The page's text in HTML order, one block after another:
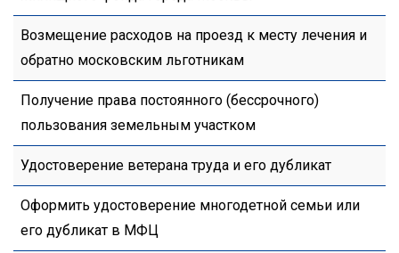
Возмещение расходов на проезд к месту лечения и
обратно московским льготникам
Получение права постоянного (бессрочного)
пользования земельным участком
Удостоверение ветерана труда и его дубликат
Оформить удостоверение многодетной семьи или
его дубликат в МФЦ